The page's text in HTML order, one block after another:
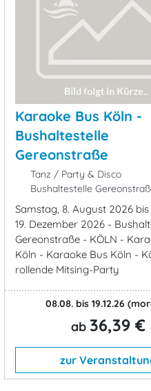
Karaoke Bus Köln -
Bushaltestelle
Gereonstraße
Tanz / Party & Disco
Bushaltestelle
Samstag, 8. August 2026 bis
19. Dezember 2026 -
Gereonstraße - KÖLN -
Köln - Karaoke Bus Köln -
rollende Mitsing-Party
08.08. bis 19.12.26
ab 36,39 €
zur